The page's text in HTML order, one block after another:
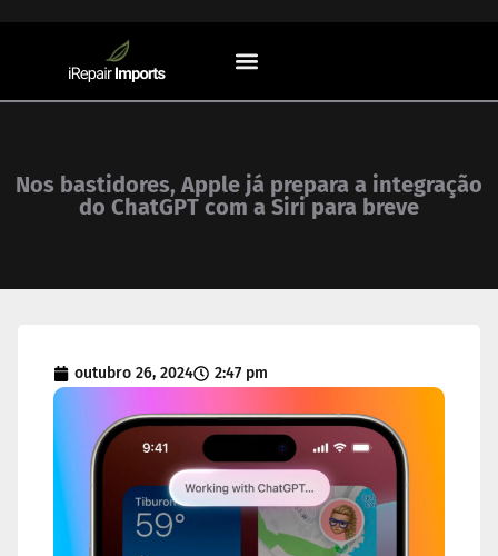
Nos bastidores, Apple já prepara a integração
do ChatGPT com a Siri para breve
outubro 26, 2024 2:47 pm